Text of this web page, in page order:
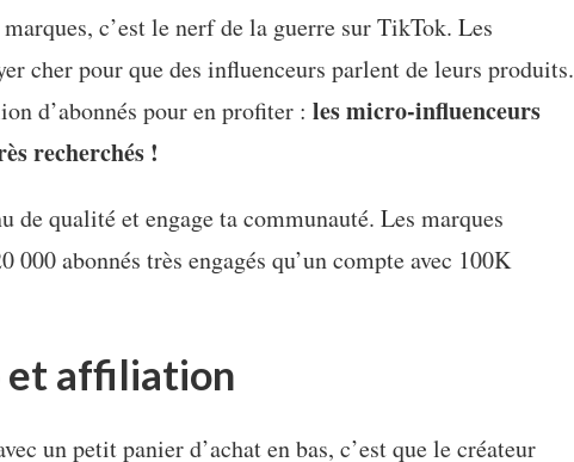
c’est le nerf de la guerre sur TikTok. Les
cher pour que des influenceurs parlent de leurs produits.
d’abonnés pour en profiter : les micro-influenceurs
recherchés !
de qualité et engage ta communauté. Les marques
000 abonnés très engagés qu’un compte avec 100K
et affiliation
un petit panier d’achat en bas, c’est que le créateur